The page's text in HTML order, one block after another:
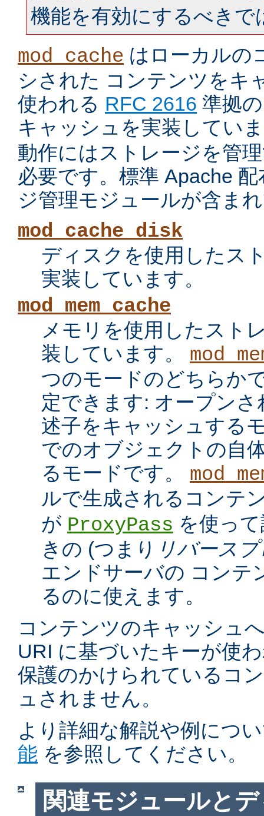
機能を有効にするべきで
mod_cache はローカルの
シされた コンテンツをキ
使われる RFC 2616 準拠
キャッシュを実装してい
動作にはストレージを管
必要です。標準 Apache
ジ管理モジュールが含ま
mod_cache_disk
ディスクを使用したス
実装しています。
mod_mem_cache
メモリを使用したスト
装しています。
つのモードのどちらか
定できます: オープン
述子をキャッシュする
でのオブジェクトの自
るモードです。
ルで生成されるコンテ
が ProxyPass を使っ
きの (つまり リバース
エンドサーバの コンテ
るのに使えます。
コンテンツのキャッシュ
URI に基づいたキーが使
保護のかけられているコ
ュされません。
より詳細な解説や例につ
能 を参照してください。
関連モジュールと